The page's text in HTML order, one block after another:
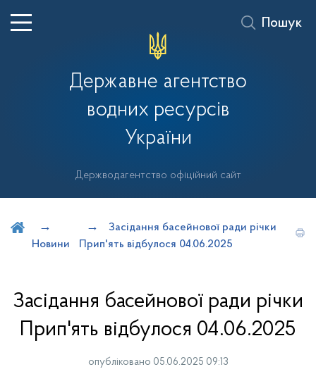
Державне агентство
водних ресурсів
України
Держводагентство офіційний сайт
Пошук
Новини
Засідання басейнової ради річки
Прип'ять відбулося 04.06.2025
Засідання басейнової ради річки
Прип'ять відбулося 04.06.2025
опубліковано 05.06.2025 09:13